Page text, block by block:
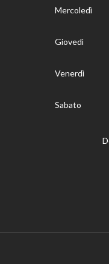
Mercoledì
Giovedì
Venerdì
Sabato